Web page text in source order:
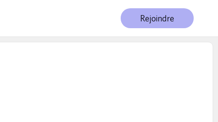
Rejoindre